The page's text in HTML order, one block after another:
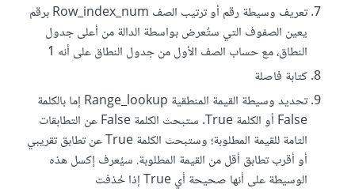
تعريف وسيطة رقم أو ترتيب الصف Row_index_num برقم
يعين الصفوف التي ستُعرض بواسطة الدالة من أعلى جدول
النطاق، مع حساب الصف الأول من جدول النطاق على أنه 1
كتابة فاصلة
تحديد وسيطة القيمة المنطقية Range_lookup إما بالكلمة
False أو الكلمة True. ستبحث الكلمة False عن التطابقات
التامة للقيمة المطلوبة؛ وستبحث الكلمة True عن تطابق تقريبي
أو أقرب تطابق أقل من القيمة المطلوبة. سيُعرف إكسل هذه
الوسيطة على أنها صحيحة أي True إذا حُذفت